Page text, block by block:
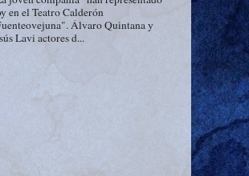
en el Teatro Calderón
Álvaro Quintana y
Lavi actores d...